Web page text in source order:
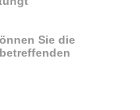
Sie die